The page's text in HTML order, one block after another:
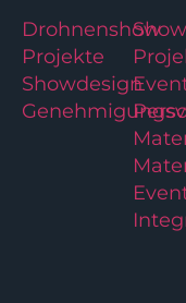
Drohnenshow
Projekte
Showdesign